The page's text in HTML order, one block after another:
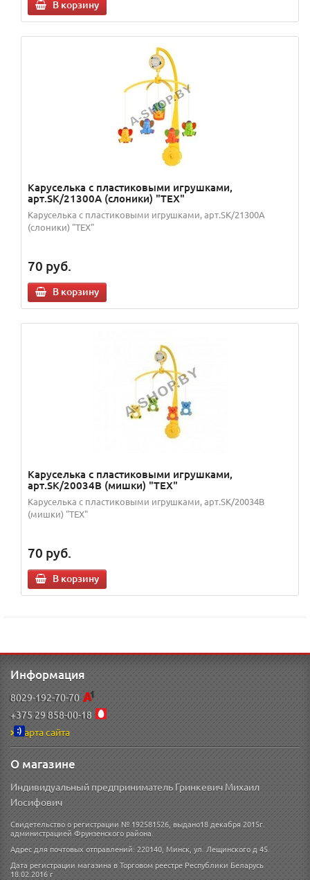
В корзину
Каруселька с пластиковыми игрушками,
арт.SK/21300А (слоники) "TEX"
Каруселька с пластиковыми игрушками, арт.SK/21300А
(слоники) "TEX"
70 руб.
В корзину
Каруселька с пластиковыми игрушками,
арт.SK/20034В (мишки) "TEX"
Каруселька с пластиковыми игрушками, арт.SK/20034В
(мишки) "TEX"
70 руб.
В корзину
Информация
8029-192-70-70
+375 29 858-00-18
Карта сайта
О магазине
Индивидуальный предприниматель Гринкевич Михаил
Иосифович
Свидетельство о регистрации № 192581526, выдано18 декабря 2015г.
администрацией Фрунзенского района.
Адрес для почтовых отправлений: 220140, Минск, ул. Лещинского д 45.
Дата регистрации магазина в Торговом реестре Республики Беларусь
18.02.2016 г